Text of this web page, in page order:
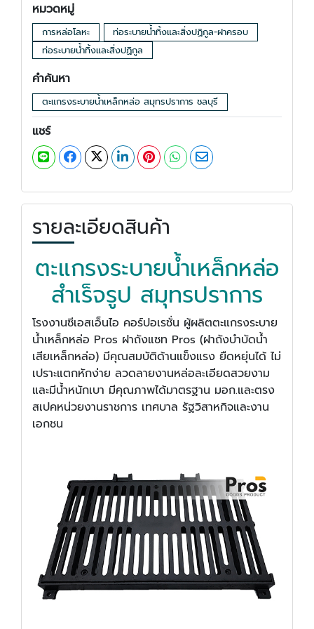
หมวดหมู่
การหล่อโลหะ
ท่อระบายน้ำทิ้งและสิ่งปฏิกูล-ฝาครอบ
ท่อระบายน้ำทิ้งและสิ่งปฏิกูล
คำค้นหา
ตะแกรงระบายน้ำเหล็กหล่อ สมุทรปราการ ชลบุรี
แชร์
รายละเอียดสินค้า
ตะแกรงระบายน้ำเหล็กหล่อ
สำเร็จรูป สมุทรปราการ
โรงงานซีเอสเอ็นไอ คอร์ปอเรชั่น ผู้ผลิตตะแกรงระบาย
น้ำเหล็กหล่อ Pros ฝาถังแซท Pros (ฝาถังบำบัดน้ำ
เสียเหล็กหล่อ) มีคุณสมบัติด้านแข็งแรง ยืดหยุ่นได้ ไม่
เปราะแตกหักง่าย ลวดลายงานหล่อละเอียดสวยงาม
และมีน้ำหนักเบา มีคุณภาพได้มาตรฐาน มอก.และตรง
สเปคหน่วยงานราชการ เทศบาล รัฐวิสาหกิจและงาน
เอกชน